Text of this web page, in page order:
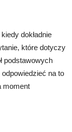
dokładnie
które dotyczy
podstawowych
na to
moment